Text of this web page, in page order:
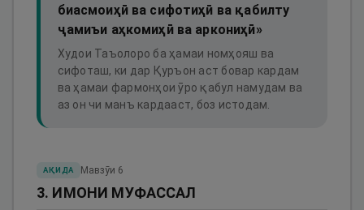
биасмоиҳӣ ва сифотиҳӣ ва қабилту
ҷамиъи аҳкомиҳӣ ва аркониҳӣ»
Худои Таъолоро ба ҳамаи номҳояш ва
сифоташ, ки дар Қуръон аст бовар кардам
ва ҳамаи фармонҳои ӯро қабул намудам ва
аз он чи манъ кардааст, боз истодам.
АҚИДА Мавзӯи 6
3. ИМОНИ МУФАССАЛ